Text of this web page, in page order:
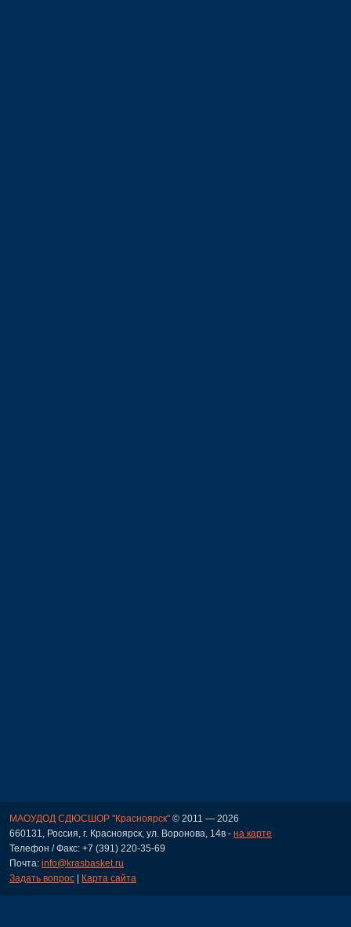
МАОУДОД СДЮСШОР "Красноярск" © 2011 — 2026
660131, Россия, г. Красноярск, ул. Воронова, 14в - на карте
Телефон / Факс: +7 (391) 220-35-69
Почта: info@krasbasket.ru
Задать вопрос | Карта сайта